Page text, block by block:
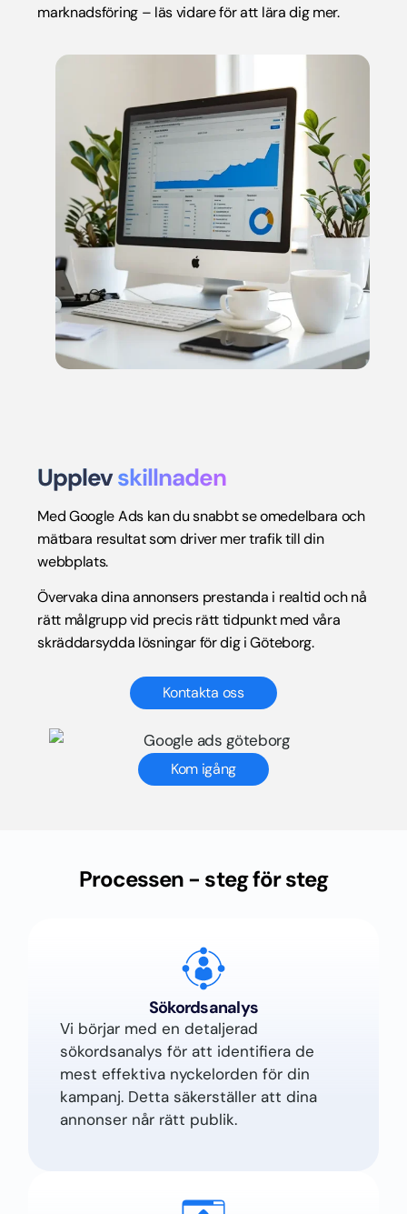
marknadsföring – läs vidare för att lära dig mer.
Upplevskillnaden
Med Google Ads kan du snabbt se omedelbara och
mätbara resultat som driver mer trafik till din
webbplats.
Övervaka dina annonsers prestanda i realtid och nå
rätt målgrupp vid precis rätt tidpunkt med våra
skräddarsydda lösningar för dig i Göteborg.
Kontakta oss
Kom igång
Processen - steg för steg
Sökordsanalys
Vi börjar med en detaljerad
sökordsanalys för att identifiera de
mest effektiva nyckelorden för din
kampanj. Detta säkerställer att dina
annonser når rätt publik.